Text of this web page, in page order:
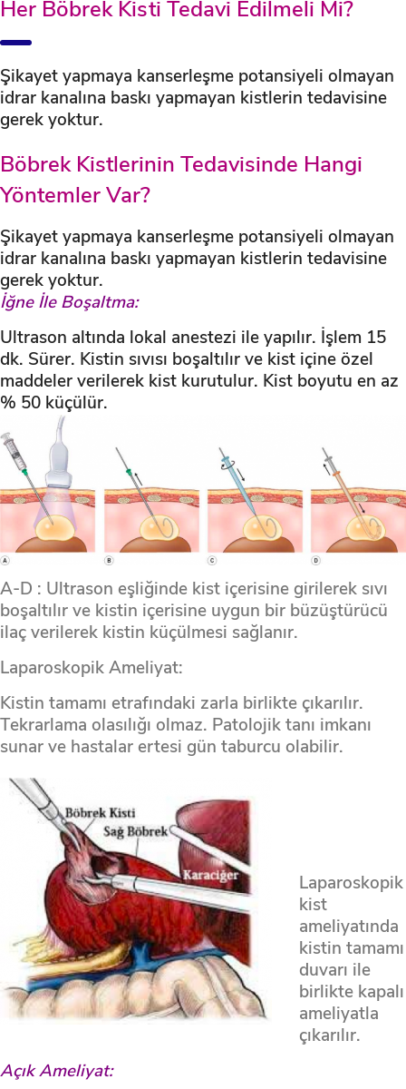
Her Böbrek Kisti Tedavi Edilmeli Mi?
Şikayet yapmaya kanserleşme potansiyeli olmayan
idrar kanalına baskı yapmayan kistlerin tedavisine
gerek yoktur.
Böbrek Kistlerinin Tedavisinde Hangi
Yöntemler Var?
Şikayet yapmaya kanserleşme potansiyeli olmayan
idrar kanalına baskı yapmayan kistlerin tedavisine
gerek yoktur.
İğne İle Boşaltma:
Ultrason altında lokal anestezi ile yapılır. İşlem 15
dk. Sürer. Kistin sıvısı boşaltılır ve kist içine özel
maddeler verilerek kist kurutulur. Kist boyutu en az
% 50 küçülür.
A-D : Ultrason eşliğinde kist içerisine girilerek sıvı
boşaltılır ve kistin içerisine uygun bir büzüştürücü
ilaç verilerek kistin küçülmesi sağlanır.
Laparoskopik Ameliyat:
Kistin tamamı etrafındaki zarla birlikte çıkarılır.
Tekrarlama olasılığı olmaz. Patolojik tanı imkanı
sunar ve hastalar ertesi gün taburcu olabilir.
Laparoskopik
kist
ameliyatında
kistin tamamı
duvarı ile
birlikte kapalı
ameliyatla
çıkarılır.
Açık Ameliyat: